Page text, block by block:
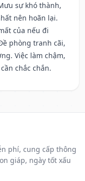
sự khó thành,
nên hoãn lại.
của nếu đi
phòng tranh cãi,
Việc làm chậm,
chắc chắn.
phí, cung cấp thông
giáp, ngày tốt xấu